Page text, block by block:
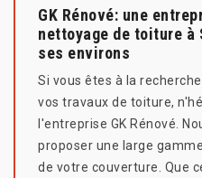
GK Rénové: une
nettoyage de toiture à
ses environs
Si vous êtes à la
vos travaux de toiture,
l'entreprise GK Rénové.
proposer une large
de votre couverture. Que